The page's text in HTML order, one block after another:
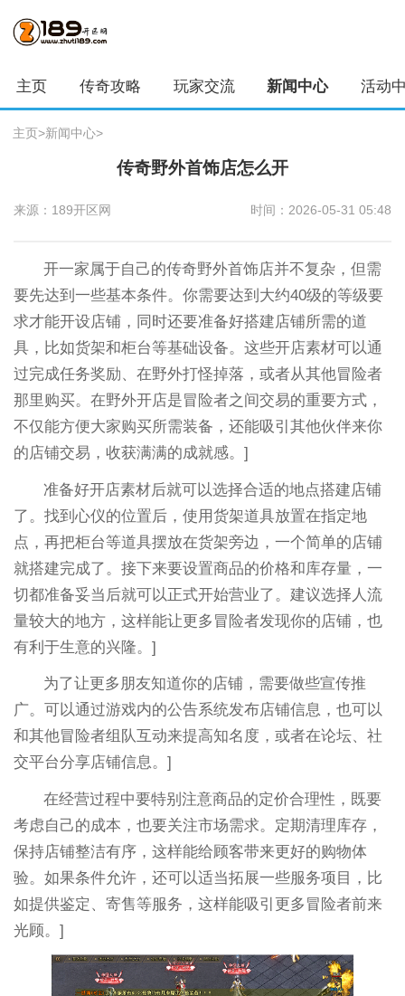
主页 传奇攻略 玩家交流 新闻中心 活动
主页>新闻中心>
传奇野外首饰店怎么开
来源：189开区网 时间：2026-05-31 05:48
开一家属于自己的传奇野外首饰店并不复杂，但需
要先达到一些基本条件。你需要达到大约40级的等级要
求才能开设店铺，同时还要准备好搭建店铺所需的道
具，比如货架和柜台等基础设备。这些开店素材可以通
过完成任务奖励、在野外打怪掉落，或者从其他冒险者
那里购买。在野外开店是冒险者之间交易的重要方式，
不仅能方便大家购买所需装备，还能吸引其他伙伴来你
的店铺交易，收获满满的成就感。]
准备好开店素材后就可以选择合适的地点搭建店铺
了。找到心仪的位置后，使用货架道具放置在指定地
点，再把柜台等道具摆放在货架旁边，一个简单的店铺
就搭建完成了。接下来要设置商品的价格和库存量，一
切都准备妥当后就可以正式开始营业了。建议选择人流
量较大的地方，这样能让更多冒险者发现你的店铺，也
有利于生意的兴隆。]
为了让更多朋友知道你的店铺，需要做些宣传推
广。可以通过游戏内的公告系统发布店铺信息，也可以
和其他冒险者组队互动来提高知名度，或者在论坛、社
交平台分享店铺信息。]
在经营过程中要特别注意商品的定价合理性，既要
考虑自己的成本，也要关注市场需求。定期清理库存，
保持店铺整洁有序，这样能给顾客带来更好的购物体
验。如果条件允许，还可以适当拓展一些服务项目，比
如提供鉴定、寄售等服务，这样能吸引更多冒险者前来
光顾。]